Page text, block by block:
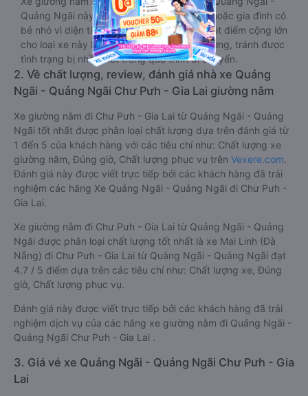
Quảng Ngãi này phù hợp cho các cặp đôi hoặc gia đình có
bé nhỏ vì diện tích phòng rộng, riêng tư. Một điểm cộng lớn
cho loại xe này là không bắt khách dọc đường, tránh được
tình trạng bị nhồi nhét trong quá trình di chuyển.
2. Về chất lượng, review, đánh giá nhà xe Quảng
Ngãi - Quảng Ngãi Chư Pưh - Gia Lai giường nằm
Xe giường nằm đi Chư Pưh - Gia Lai từ Quảng Ngãi - Quảng
Ngãi tốt nhất được phân loại chất lượng dựa trên đánh giá từ
1 đến 5 của khách hàng với các tiêu chí như: Chất lượng xe
giường nằm, Đúng giờ, Chất lượng phục vụ trên Vexere.com.
Đánh giá này được viết trực tiếp bởi các khách hàng đã trải
nghiệm các hãng Xe Quảng Ngãi - Quảng Ngãi đi Chư Pưh -
Gia Lai.
Xe giường nằm đi Chư Pưh - Gia Lai từ Quảng Ngãi - Quảng
Ngãi được phân loại chất lượng tốt nhất là xe Mai Linh (Đà
Nẵng) đi Chư Pưh - Gia Lai từ Quảng Ngãi - Quảng Ngãi đạt
4.7 / 5 điểm dựa trên các tiêu chí như: Chất lượng xe, Đúng
giờ, Chất lượng phục vụ.
Đánh giá này được viết trực tiếp bởi các khách hàng đã trải
nghiệm dịch vụ của các hãng xe giường nằm đi Quảng Ngãi -
Quảng Ngãi Chư Pưh - Gia Lai .
3. Giá vé xe Quảng Ngãi - Quảng Ngãi Chư Pưh - Gia
Lai